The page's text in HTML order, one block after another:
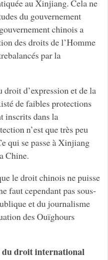
au Xinjiang. Cela ne
du gouvernement
chinois a
des droits de l’Homme
par la
d’expression et de la
de faibles protections
inscrits dans la
n’est que très peu
qui se passe à Xinjiang
Chine.
le droit chinois ne puisse
faut cependant pas sous-
et du journalisme
des Ouïghours
du droit international